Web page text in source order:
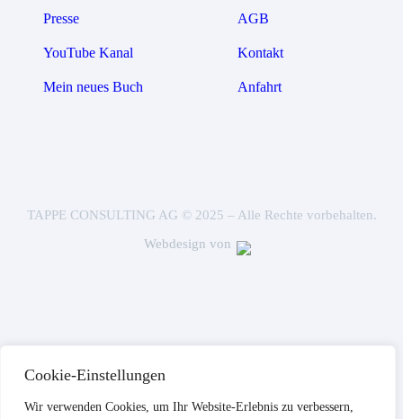
Cookie-Einstellungen
Wir verwenden Cookies, um Ihr Website-Erlebnis zu verbessern,
Presse
YouTube Kanal
Mein neues Buch
AGB
Kontakt
Anfahrt
TAPPE CONSULTING AG © 2025 – Alle Rechte vorbehalten.
Webdesign von